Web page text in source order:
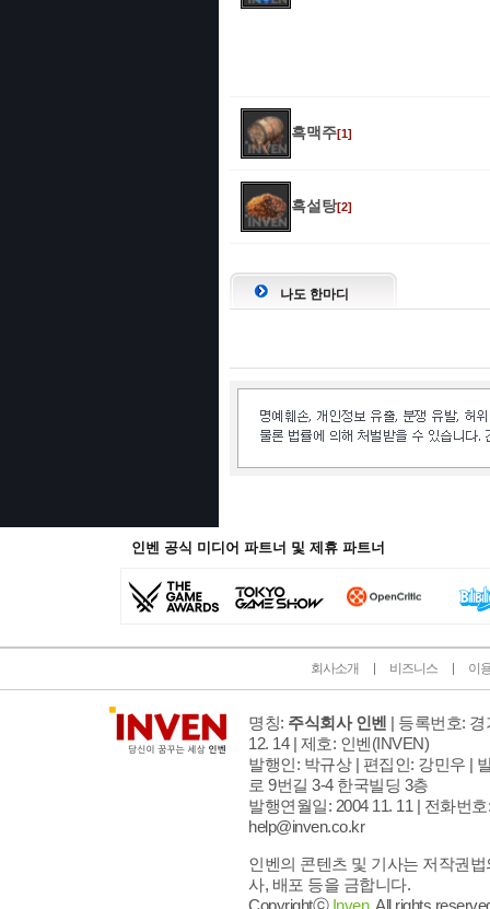
흑맥주[1]
흑설탕[2]
나도 한마디
인벤 공식 미디어 파트너 및 제휴 파트너
회사소개 비즈니스 이
명칭: 주식회사 인벤 | 등록번호:
12. 14 | 제호: 인벤(INVEN)
발행인: 박규상 | 편집인: 강민우 |
로 9번길 3-4 한국빌딩 3층
발행연월일: 2004 11. 11 | 전화번호
help@inven.co.kr
인벤의 콘텐츠 및 기사는 저작권
사, 배포 등을 금합니다.
Copyrightⓒ Inven. All rights